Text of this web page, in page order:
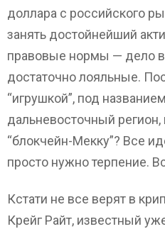
доллара с российского
занять достойнейший
правовые нормы — дело
достаточно лояльные.
“игрушкой”, под
дальневосточный регион,
“блокчейн-Мекку”? Все
просто нужно терпение.
Кстати не все верят в
Крейг Райт, известный